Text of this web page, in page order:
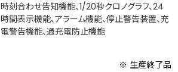
時刻合わせ告知機能、1/20秒クロノグラフ、24
時間表示機能、アラーム機能、停止警告装置、充
電警告機能、過充電防止機能
※ 生産終了品